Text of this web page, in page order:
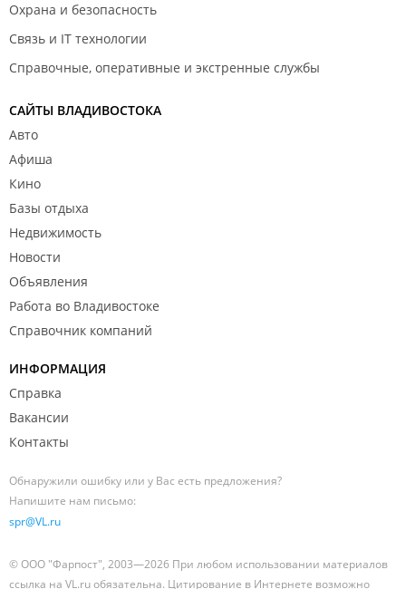
Охрана и безопасность
Связь и IT технологии
Справочные, оперативные и экстренные службы
САЙТЫ ВЛАДИВОСТОКА
Авто
Афиша
Кино
Базы отдыха
Недвижимость
Новости
Объявления
Работа во Владивостоке
Справочник компаний
ИНФОРМАЦИЯ
Справка
Вакансии
Контакты
Обнаружили ошибку или у Вас есть предложения?
Напишите нам письмо:
spr@VL.ru
© ООО "Фарпост", 2003—2026 При любом использовании материалов
ссылка на VL.ru обязательна. Цитирование в Интернете возможно